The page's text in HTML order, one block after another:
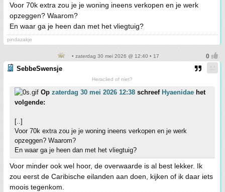
Voor 70k extra zou je je woning ineens verkopen en je werk
opzeggen? Waarom?
En waar ga je heen dan met het vliegtuig?
pindazakje
• zaterdag 30 mei 2026 @ 12:40 • 17
SebbeSwensje
Heraclied of niet?
Op zaterdag 30 mei 2026 12:38 schreef Hyaenidae het
volgende:
[..]
Voor 70k extra zou je je woning ineens verkopen en je werk
opzeggen? Waarom?
En waar ga je heen dan met het vliegtuig?
Voor minder ook wel hoor, de overwaarde is al best lekker. Ik
zou eerst de Caribische eilanden aan doen, kijken of ik daar iets
moois tegenkom.